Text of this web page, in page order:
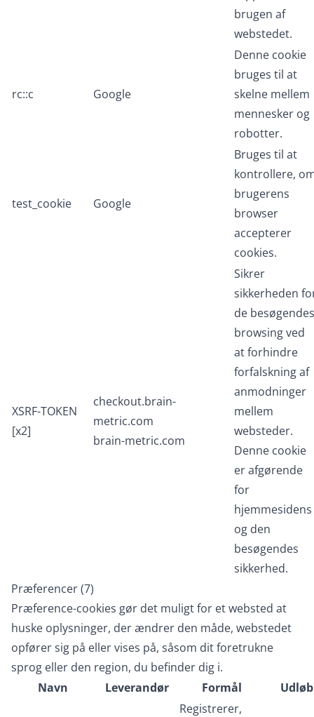
brugen af
webstedet.
rc::c Google
Denne cookie
bruges til at
skelne mellem
mennesker og
robotter.
test_cookie Google
Bruges til at
kontrollere,
brugerens
browser
accepterer
cookies.
XSRF-TOKEN
[x2]
checkout.brain-
metric.com
brain-metric.com
Sikrer
sikkerheden
de besøgendes
browsing ved
at forhindre
forfalskning af
anmodninger
mellem
websteder.
Denne cookie
er afgørende
for
hjemmesidens
og den
besøgendes
sikkerhed.
Præferencer (7)
Præference-cookies gør det muligt for et websted at
huske oplysninger, der ændrer den måde, webstedet
opfører sig på eller vises på, såsom dit foretrukne
sprog eller den region, du befinder dig i.
Navn
Leverandør Formål Udløb
Registrerer,